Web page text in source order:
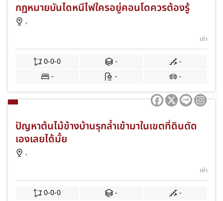
กฏหมายบันไดหนีไฟใครอยู่คอนโดควรต้องรู้
,
เช่า
0-0-0 -
-
-
- -
ปัญหาต้นไม้ข้างบ้านรุกล้ำเข้ามาในเขตที่ดินตัด
เองเลยได้มั้ย
,
เช่า
0-0-0 -
-